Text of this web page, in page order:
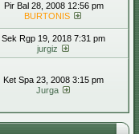
Pir Bal 28, 2008 12:56 pm
BURTONIS
Sek Rgp 19, 2018 7:31 pm
jurgiz
Ket Spa 23, 2008 3:15 pm
Jurga